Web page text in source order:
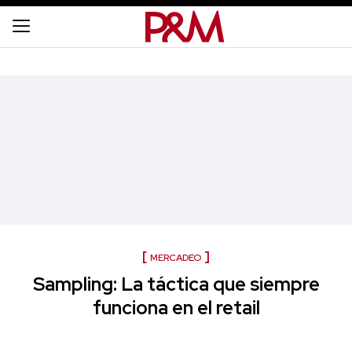
MERCADEO
Sampling: La táctica que siempre
funciona en el retail